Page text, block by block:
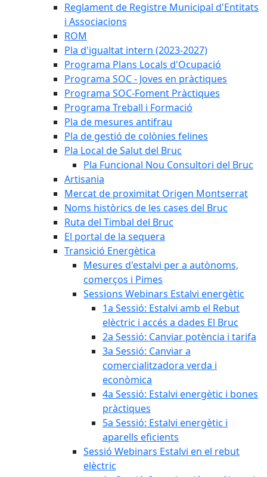
Reglament de Registre Municipal d'Entitats
i Associacions
ROM
Pla d'igualtat intern (2023-2027)
Programa Plans Locals d'Ocupació
Programa SOC - Joves en pràctiques
Programa SOC-Foment Pràctiques
Programa Treball i Formació
Pla de mesures antifrau
Pla de gestió de colònies felines
Pla Local de Salut del Bruc
Pla Funcional Nou Consultori del Bruc
Artisania
Mercat de proximitat Origen Montserrat
Noms històrics de les cases del Bruc
Ruta del Timbal del Bruc
El portal de la sequera
Transició Energètica
Mesures d'estalvi per a autònoms,
comerços i Pimes
Sessions Webinars Estalvi energètic
1a Sessió: Estalvi amb el Rebut
elèctric i accés a dades El Bruc
2a Sessió: Canviar potència i tarifa
3a Sessió: Canviar a
comercialitzadora verda i
econòmica
4a Sessió: Estalvi energètic i bones
pràctiques
5a Sessió: Estalvi energètic i
aparells eficients
Sessió Webinars Estalvi en el rebut
elèctric